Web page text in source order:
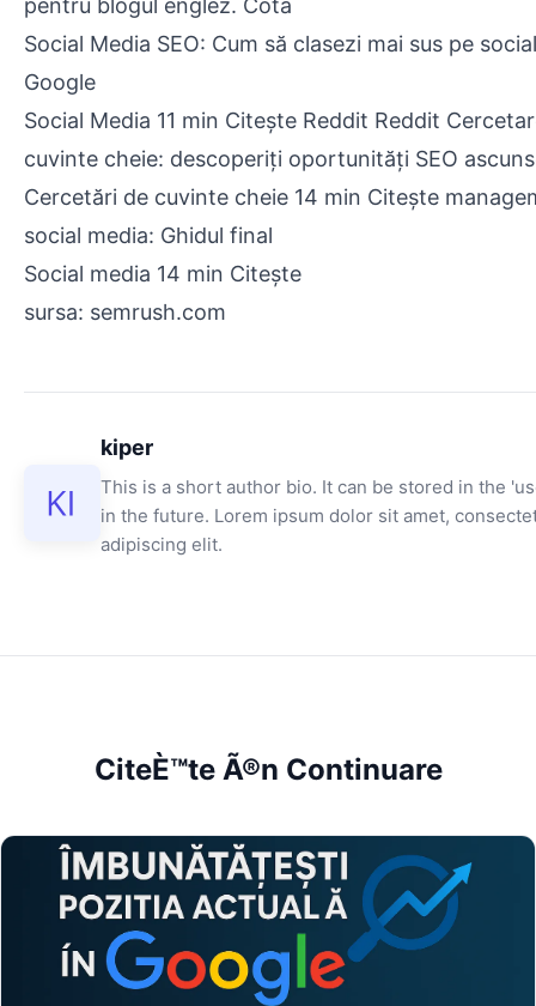
Social Media SEO: Cum să clasezi mai sus pe
Google
Social Media 11 min Citește Reddit Reddit
cuvinte cheie: descoperiți oportunități SEO
Cercetări de cuvinte cheie 14 min Citește
social media: Ghidul final
Social media 14 min Citește
sursa: semrush.com
kiper
This is a short author bio. It can be stored in the
in the future. Lorem ipsum dolor sit amet,
adipiscing elit.
CiteÈ™te Ã®n Continuare